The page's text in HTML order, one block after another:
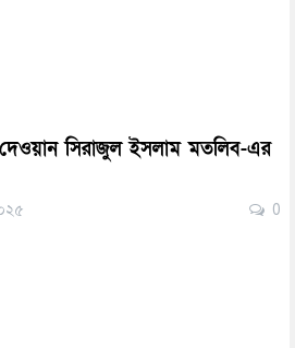
দেওয়ান সিরাজুল ইসলাম মতলিব-এর
0